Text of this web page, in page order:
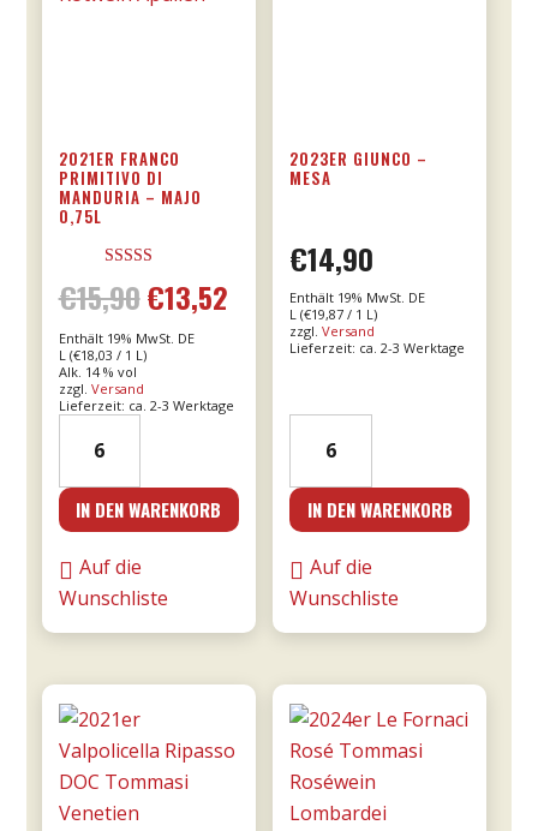
2021ER FRANCO
PRIMITIVO DI
MANDURIA – MAJO
0,75L
5.00
von 5
€15,90 Ursprünglicher
Preis
war:
€13,52Aktueller
ist:
Enthält 19% MwSt. DE
L (€18,03 / 1 L)
Alk. 14 % vol
zzgl. Versand
Lieferzeit: ca. 2-3 Werktage
Franco
Primitivo
di
Manduria
-
Menge
IN DEN WARENKORB
Auf die
Wunschliste
2023ER GIUNCO –
MESA
€14,90
Enthält 19% MwSt. DE
L (€19,87 / 1 L)
zzgl.Versand
Lieferzeit: ca. 2-3 Werktage
Giunco
-
MESA
Menge
IN DEN WARENKORB
Auf die
Wunschliste